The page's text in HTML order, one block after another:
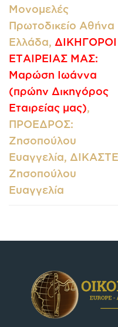
Μονομελές
Πρωτοδικείο Αθήνα
Ελλάδα, ΔΙΚΗΓΟΡΟΙ
ΕΤΑΙΡΕΙΑΣ ΜΑΣ:
Μαρώση Ιωάννα
(πρώην Δικηγόρος
Εταιρείας μας)
ΠΡΟΕΔΡΟΣ:
Ζησοπούλου
Ευαγγελία,
Ζησοπούλου
Ευαγγελία